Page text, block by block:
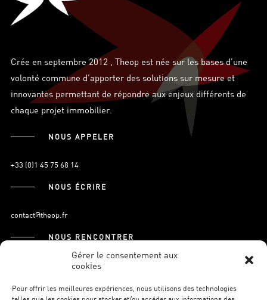
Gérer le consentement aux
cookies
Pour offrir les meilleures expériences, nous utilisons des technologies
Crée en septembre 2012 , Theop est née sur les bases d’une
volonté commune d’apporter des solutions sur mesure et
innovantes permettant de répondre aux enjeux différents de
chaque projet immobilier.
NOUS APPELER
+33 (0)1 45 75 68 14
NOUS ÉCRIRE
contact@theop.fr
NOUS RENCONTRER
21, Boulevard Pasteur